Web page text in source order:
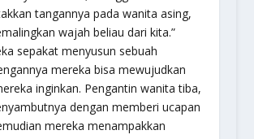
tangannya pada wanita asing,
wajah beliau dari kita.”
sepakat menyusun sebuah
mereka bisa mewujudkan
inginkan. Pengantin wanita tiba,
dengan memberi ucapan
mereka menampakkan